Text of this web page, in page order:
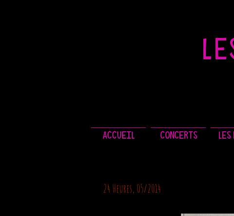
ACCUEIL CONCERTS
24 Heures, 05/2014